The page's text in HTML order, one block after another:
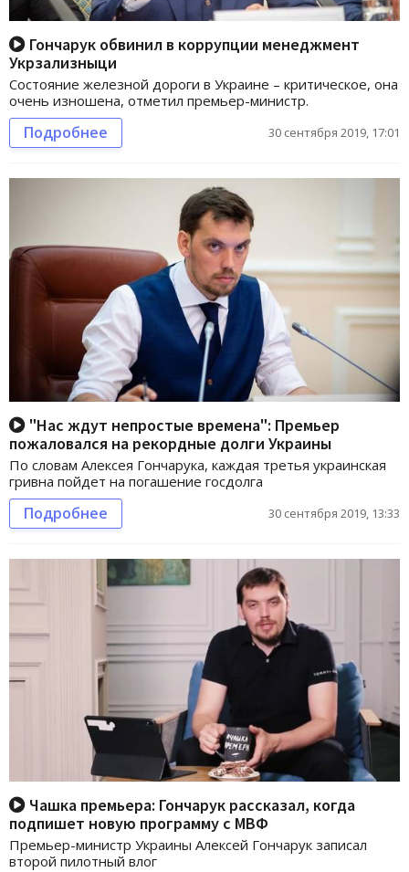
Гончарук обвинил в коррупции менеджмент
Укрзализныци
Состояние железной дороги в Украине – критическое, она
очень изношена, отметил премьер-министр.
Подробнее 30 сентября 2019, 17:01
"Нас ждут непростые времена": Премьер
пожаловался на рекордные долги Украины
По словам Алексея Гончарука, каждая третья украинская
гривна пойдет на погашение госдолга
Подробнее 30 сентября 2019, 13:33
Чашка премьера: Гончарук рассказал, когда
подпишет новую программу с МВФ
Премьер-министр Украины Алексей Гончарук записал
второй пилотный влог